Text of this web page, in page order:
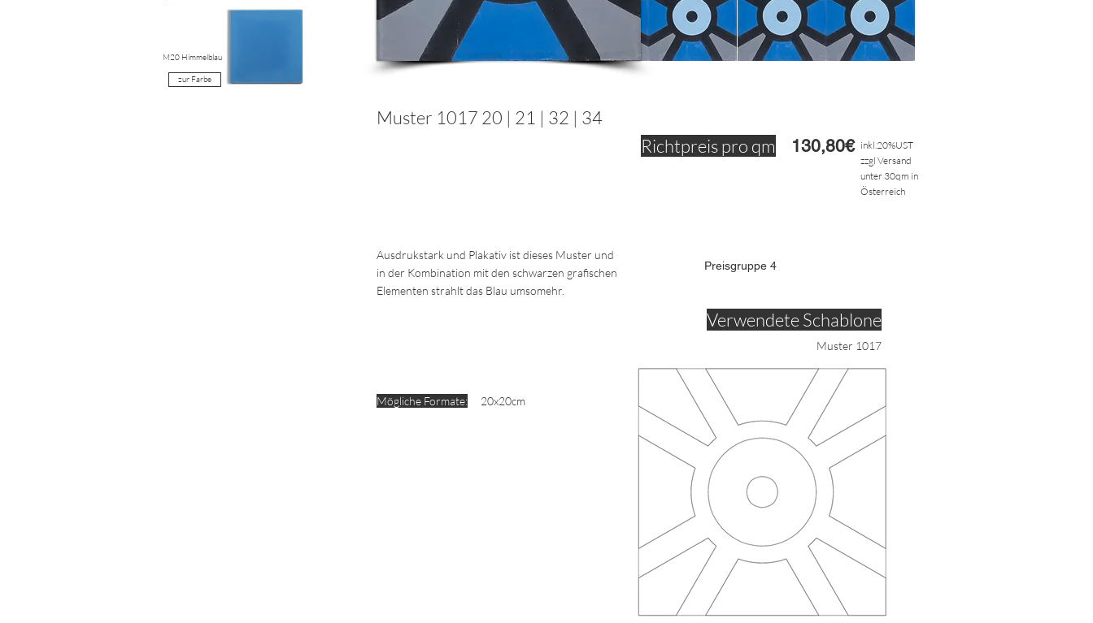
Muster 1017 20 | 21 | 32 | 34
130,80€
Richtpreis pro qm
inkl.20%UST
zzgl Versand
unter 30qm in
Österreich
Ausdrukstark und Plakativ ist dieses Muster und
in der Kombination mit den schwarzen grafischen
Elementen strahlt das Blau umsomehr.
Preisgruppe 4
Verwendete Schablone
Muster 1017
20x20cm
Mögliche Formate:
M20 Himmelblau
zur Farbe